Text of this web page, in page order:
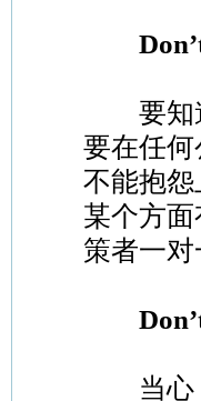
要知道
要在任
不能抱
某个方
策者一对
当心，